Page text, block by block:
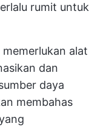
rumit untuk
alat
dan
daya
membahas